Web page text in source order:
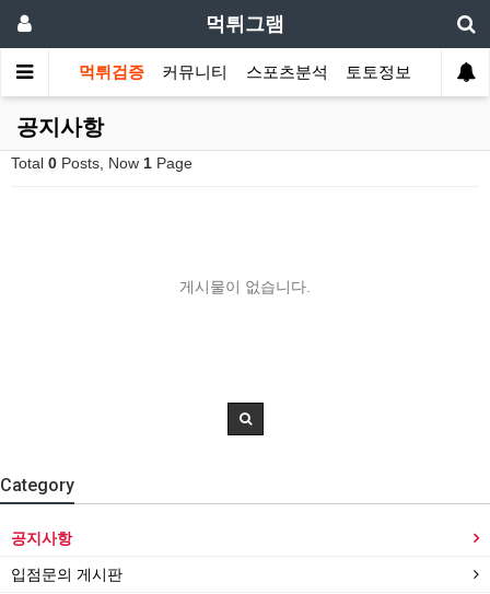
먹튀그램
먹튀검증 커뮤니티 스포츠분석 토토정보
공지사항
Total 0 Posts, Now 1 Page
게시물이 없습니다.
Category
공지사항
입점문의 게시판